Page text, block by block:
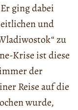
ging dabei
und
zu
Krise ist diese
der
Reise auf die
wurde,